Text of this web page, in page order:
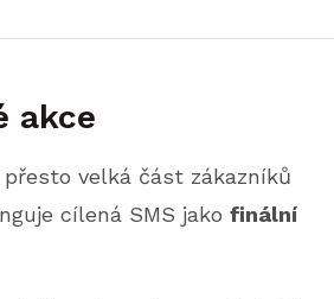
akce
velká část zákazníků
cílená SMS jako finální